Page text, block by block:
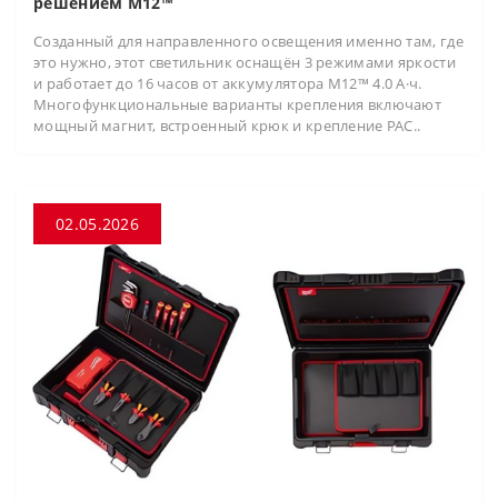
Созданный для направленного освещения именно там, где
это нужно, этот светильник оснащён 3 режимами яркости
и работает до 16 часов от аккумулятора M12™ 4.0 А·ч.
Многофункциональные варианты крепления включают
мощный магнит, встроенный крюк и крепление PAC..
02.05.2026